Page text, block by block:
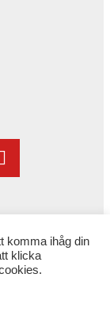
komma ihåg din
klicka